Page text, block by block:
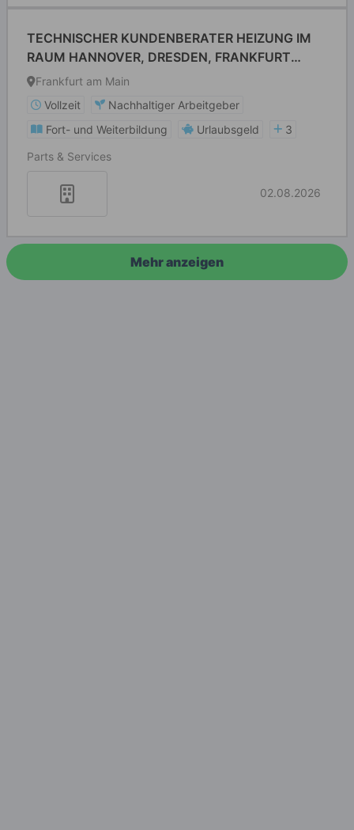
TECHNISCHER KUNDENBERATER HEIZUNG IM
RAUM HANNOVER, DRESDEN, FRANKFURT
ODER KOBLENZ (M/W/D)
Frankfurt am Main
Vollzeit
Nachhaltiger Arbeitgeber
Fort- und Weiterbildung
Urlaubsgeld
3
Parts & Services
02.08.2026
Mehr anzeigen